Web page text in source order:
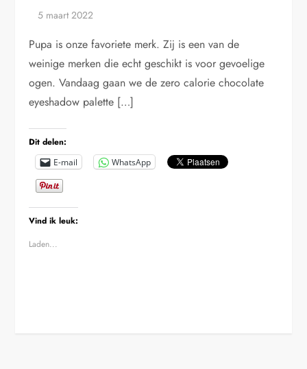
Pupa is onze favoriete merk. Zij is een van de
weinige merken die echt geschikt is voor gevoelige
ogen. Vandaag gaan we de zero calorie chocolate
eyeshadow palette […]
Dit delen:
E-mail WhatsApp
Vind ik leuk:
Laden...